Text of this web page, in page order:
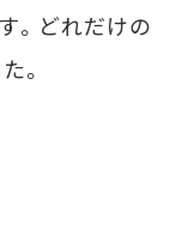
。どれだけの
。